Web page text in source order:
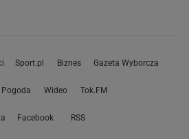
Sport.pl Biznes Gazeta Wyborcza
Pogoda Wideo Tok.FM
Facebook RSS